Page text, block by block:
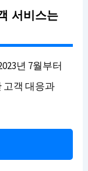
서비스는
년 7월부터
고객 대응과